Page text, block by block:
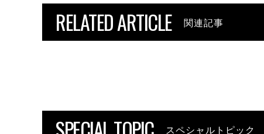
RELATED ARTICLE 関連記事
スペシャルトピック